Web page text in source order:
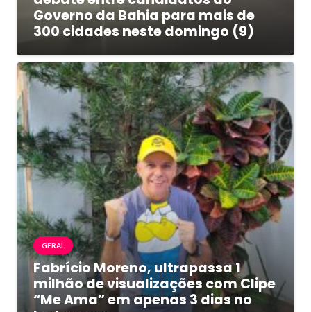
Governo da Bahia para mais de
300 cidades neste domingo (9)
GERAL
Fabrício Moreno, ultrapassa 1
milhão de visualizações com Clipe
“Me Ama” em apenas 3 dias no